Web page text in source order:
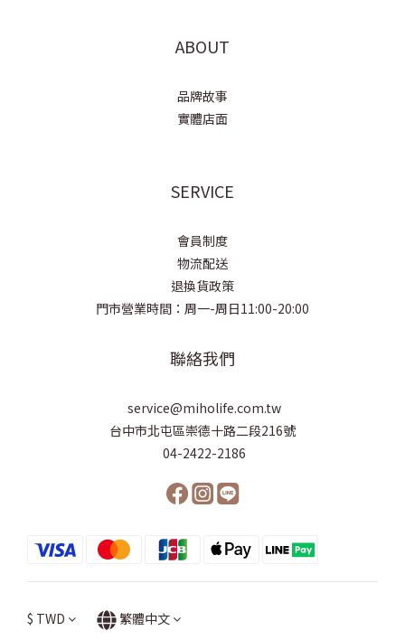
ABOUT
品牌故事
實體店面
SERVICE
會員制度
物流配送
退換貨政策
門市營業時間：周一-周日11:00-20:00
聯絡我們
service@miholife.com.tw
台中市北屯區崇德十路二段216號
04-2422-2186
$ TWD 繁體中文